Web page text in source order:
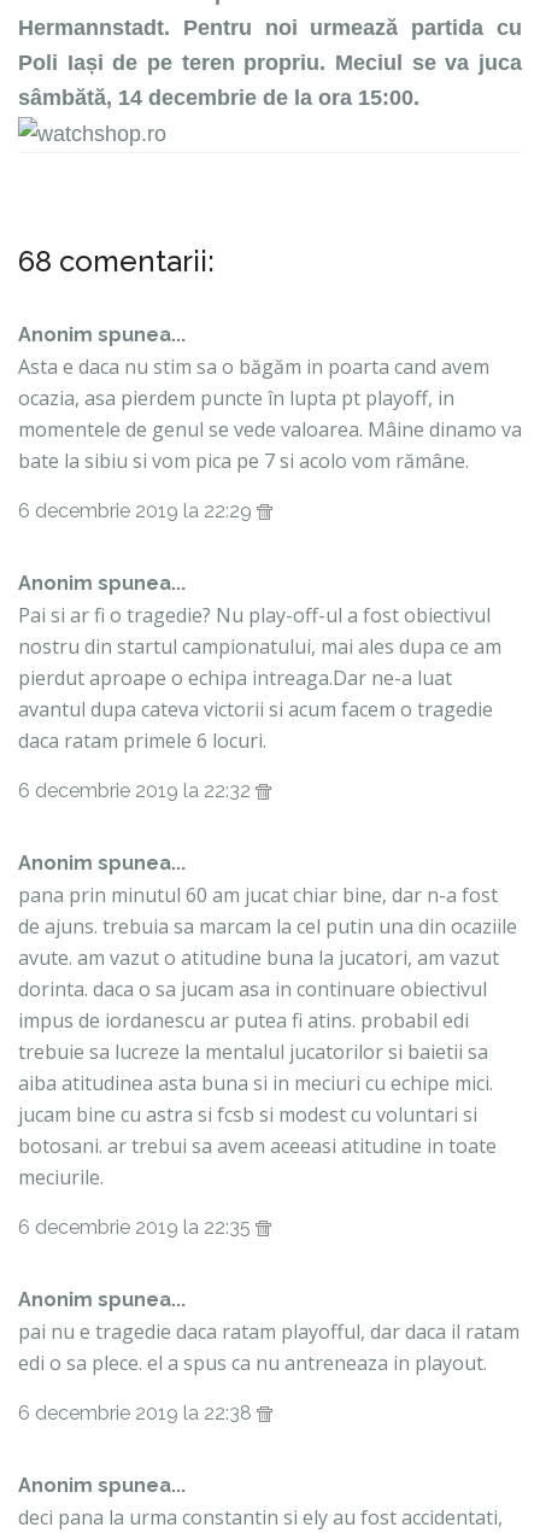
Hermannstadt. Pentru noi urmează partida cu
Poli Iași de pe teren propriu. Meciul se va juca
sâmbătă, 14 decembrie de la ora 15:00.
68 comentarii:
Anonim spunea...
Asta e daca nu stim sa o băgăm in poarta cand avem
ocazia, asa pierdem puncte în lupta pt playoff, in
momentele de genul se vede valoarea. Mâine dinamo va
bate la sibiu si vom pica pe 7 si acolo vom rămâne.
6 decembrie 2019 la 22:29
Anonim spunea...
Pai si ar fi o tragedie? Nu play-off-ul a fost obiectivul
nostru din startul campionatului, mai ales dupa ce am
pierdut aproape o echipa intreaga.Dar ne-a luat
avantul dupa cateva victorii si acum facem o tragedie
daca ratam primele 6 locuri.
6 decembrie 2019 la 22:32
Anonim spunea...
pana prin minutul 60 am jucat chiar bine, dar n-a fost
de ajuns. trebuia sa marcam la cel putin una din ocaziile
avute. am vazut o atitudine buna la jucatori, am vazut
dorinta. daca o sa jucam asa in continuare obiectivul
impus de iordanescu ar putea fi atins. probabil edi
trebuie sa lucreze la mentalul jucatorilor si baietii sa
aiba atitudinea asta buna si in meciuri cu echipe mici.
jucam bine cu astra si fcsb si modest cu voluntari si
botosani. ar trebui sa avem aceeasi atitudine in toate
meciurile.
6 decembrie 2019 la 22:35
Anonim spunea...
pai nu e tragedie daca ratam playofful, dar daca il ratam
edi o sa plece. el a spus ca nu antreneaza in playout.
6 decembrie 2019 la 22:38
Anonim spunea...
deci pana la urma constantin si ely au fost accidentati,